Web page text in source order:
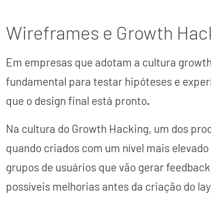
Wireframes e Growth
Em empresas que adotam a cultura
fundamental para testar hipóteses e
que o design final está pronto.
Na cultura do Growth Hacking, um dos
quando criados com um nível mais
grupos de usuários que vão gerar
possíveis melhorias antes da criação do